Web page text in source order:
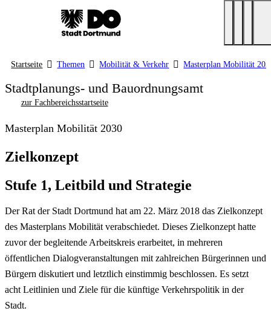
Startseite Themen Mobilität & Verkehr Masterplan Mobilität
Stadtplanungs- und Bauordnungsamt
zur Fachbereichsstartseite
Masterplan Mobilität 2030
Zielkonzept
Stufe 1, Leitbild und Strategie
Der Rat der Stadt Dortmund hat am 22. März 2018 das Zielkonzept
des Masterplans Mobilität verabschiedet. Dieses Zielkonzept hatte
zuvor der begleitende Arbeitskreis erarbeitet, in mehreren
öffentlichen Dialogveranstaltungen mit zahlreichen Bürgerinnen und
Bürgern diskutiert und letztlich einstimmig beschlossen. Es setzt
acht Leitlinien und Ziele für die künftige Verkehrspolitik in der
Stadt.